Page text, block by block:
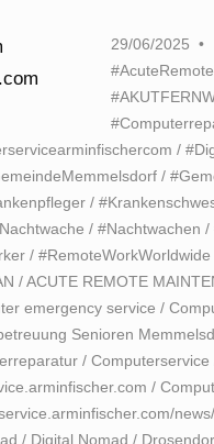
29/06/2025
/
/
/
/ #Nachtwachen /
/ #RemoteWorkWorldwide
/ACUTE REMOTE
emergency service /
Senioren
/ Computerservice
/
news/
/ Digital Nomad /